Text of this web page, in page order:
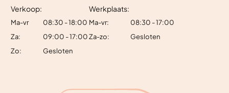
Verkoop:
Ma-vr
08:30 - 18:00
Za:
09:00 - 17:00
Zo:
Gesloten
Werkplaats:
Ma-vr:
08:30 - 17:00
Za-zo:
Gesloten